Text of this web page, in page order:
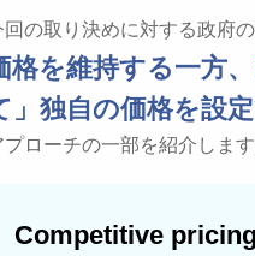
回の取り決めに対する政府
格を維持する一方
」独自の価格を設
プローチの一部を紹介します
Competitive